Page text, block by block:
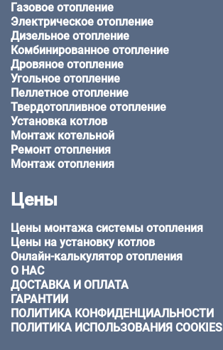
Газовое отопление
Электрическое отопление
Дизельное отопление
Комбинированное отопление
Дровяное отопление
Угольное отопление
Пеллетное отопление
Твердотопливное отопление
Установка котлов
Монтаж котельной
Ремонт отопления
Монтаж отопления
Цены
Цены монтажа системы отопления
Цены на установку котлов
Онлайн-калькулятор отопления
О НАС
ДОСТАВКА И ОПЛАТА
ГАРАНТИИ
ПОЛИТИКА КОНФИДЕНЦИАЛЬНОСТИ
ПОЛИТИКА ИСПОЛЬЗОВАНИЯ COOKIES